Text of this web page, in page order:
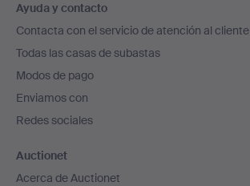
en
el
pie
de
página
Ayuda y contacto
Contacta con el servicio de atención al cliente
Todas las casas de subastas
Modos de pago
Enviamos con
Redes sociales
Auctionet
Acerca de Auctionet